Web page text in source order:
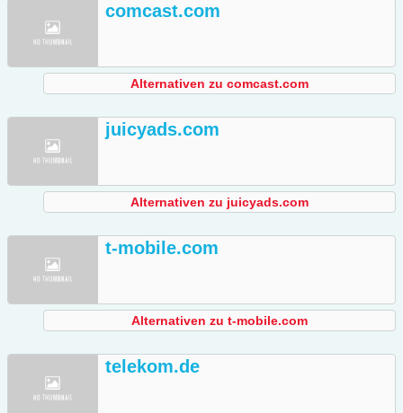
comcast.com
Alternativen zu comcast.com
juicyads.com
Alternativen zu juicyads.com
t-mobile.com
Alternativen zu t-mobile.com
telekom.de